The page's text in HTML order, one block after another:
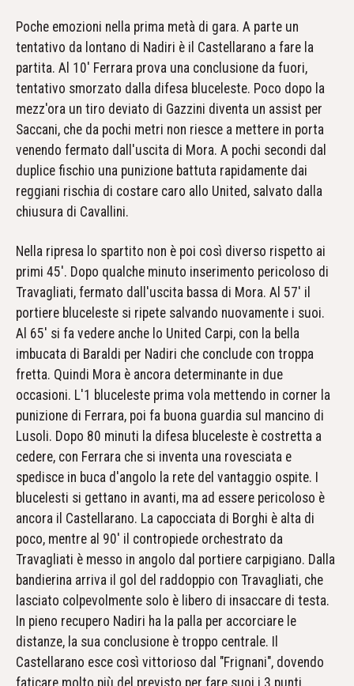
Poche emozioni nella prima metà di gara. A parte un
tentativo da lontano di Nadiri è il Castellarano a fare la
partita. Al 10' Ferrara prova una conclusione da fuori,
tentativo smorzato dalla difesa bluceleste. Poco dopo la
mezz'ora un tiro deviato di Gazzini diventa un assist per
Saccani, che da pochi metri non riesce a mettere in porta
venendo fermato dall'uscita di Mora. A pochi secondi dal
duplice fischio una punizione battuta rapidamente dai
reggiani rischia di costare caro allo United, salvato dalla
chiusura di Cavallini.
Nella ripresa lo spartito non è poi così diverso rispetto ai
primi 45'. Dopo qualche minuto inserimento pericoloso di
Travagliati, fermato dall'uscita bassa di Mora. Al 57' il
portiere bluceleste si ripete salvando nuovamente i suoi.
Al 65' si fa vedere anche lo United Carpi, con la bella
imbucata di Baraldi per Nadiri che conclude con troppa
fretta. Quindi Mora è ancora determinante in due
occasioni. L'1 bluceleste prima vola mettendo in corner la
punizione di Ferrara, poi fa buona guardia sul mancino di
Lusoli. Dopo 80 minuti la difesa bluceleste è costretta a
cedere, con Ferrara che si inventa una rovesciata e
spedisce in buca d'angolo la rete del vantaggio ospite. I
blucelesti si gettano in avanti, ma ad essere pericoloso è
ancora il Castellarano. La capocciata di Borghi è alta di
poco, mentre al 90' il contropiede orchestrato da
Travagliati è messo in angolo dal portiere carpigiano. Dalla
bandierina arriva il gol del raddoppio con Travagliati, che
lasciato colpevolmente solo è libero di insaccare di testa.
In pieno recupero Nadiri ha la palla per accorciare le
distanze, la sua conclusione è troppo centrale. Il
Castellarano esce così vittorioso dal "Frignani", dovendo